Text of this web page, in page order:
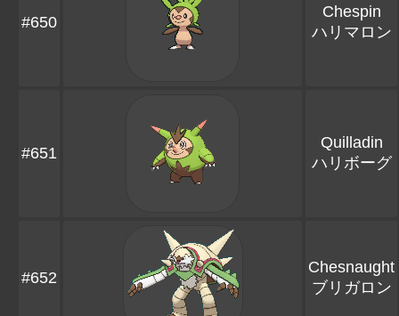
#650
Chespin
ハリマロン
#651
Quilladin
ハリボーグ
#652
Chesnaught
ブリガロン